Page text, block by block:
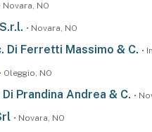
Novara, NO
• Novara, NO
Di Ferretti Massimo & C. •
• Oleggio, NO
Prandina Andrea & C. •
• Novara, NO